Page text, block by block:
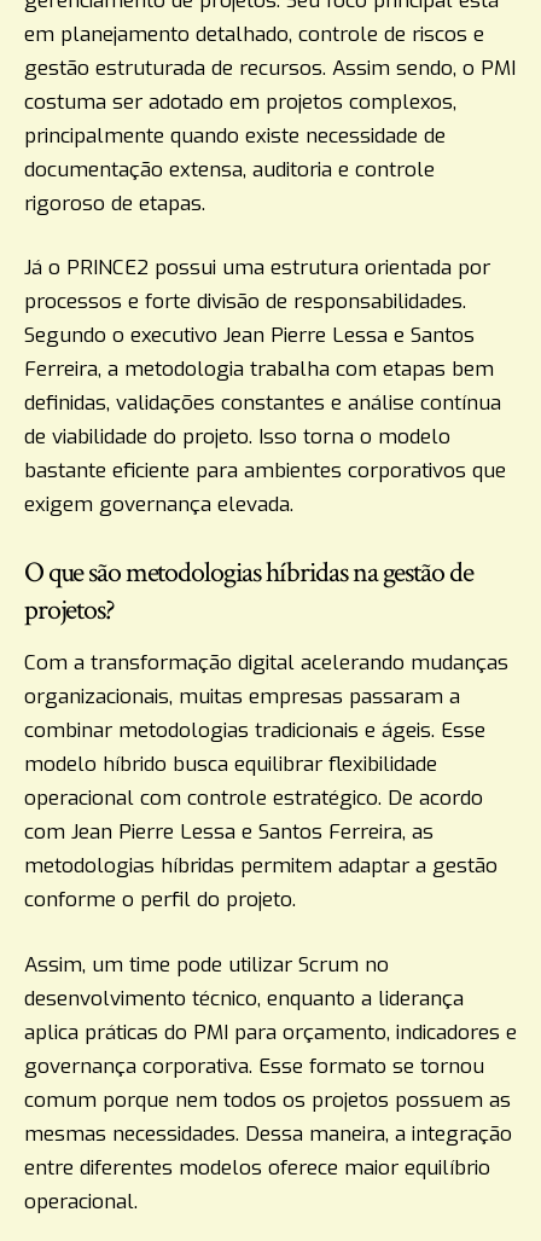
em planejamento detalhado, controle de riscos e
gestão estruturada de recursos. Assim sendo, o PMI
costuma ser adotado em projetos complexos,
principalmente quando existe necessidade de
documentação extensa, auditoria e controle
rigoroso de etapas.
Já o PRINCE2 possui uma estrutura orientada por
processos e forte divisão de responsabilidades.
Segundo o executivo Jean Pierre Lessa e Santos
Ferreira, a metodologia trabalha com etapas bem
definidas, validações constantes e análise contínua
de viabilidade do projeto. Isso torna o modelo
bastante eficiente para ambientes corporativos que
exigem governança elevada.
O que são metodologias híbridas na gestão de
projetos?
Com a transformação digital acelerando mudanças
organizacionais, muitas empresas passaram a
combinar metodologias tradicionais e ágeis. Esse
modelo híbrido busca equilibrar flexibilidade
operacional com controle estratégico. De acordo
com Jean Pierre Lessa e Santos Ferreira, as
metodologias híbridas permitem adaptar a gestão
conforme o perfil do projeto.
Assim, um time pode utilizar Scrum no
desenvolvimento técnico, enquanto a liderança
aplica práticas do PMI para orçamento, indicadores e
governança corporativa. Esse formato se tornou
comum porque nem todos os projetos possuem as
mesmas necessidades. Dessa maneira, a integração
entre diferentes modelos oferece maior equilíbrio
operacional.